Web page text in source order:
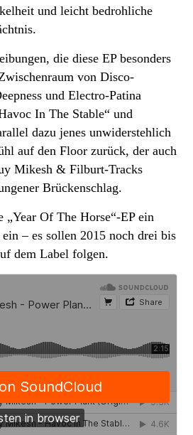
und leicht bedrohliche
die diese EP besonders
von Disco-
und Electro-Patina
In The Stable“ und
dazu jenes unwiderstehlich
auf den Floor zurück, der auch
Mikesh & Filburt-Tracks
Brückenschlag.
Of The Horse“-EP ein
ein – es sollen 2015 noch drei bis
dem Label folgen.